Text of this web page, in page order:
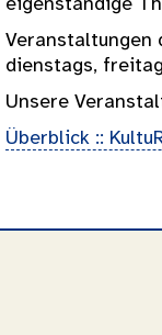
eigenständige
Veranstaltungen
dienstags,
Unsere
Überblick ::